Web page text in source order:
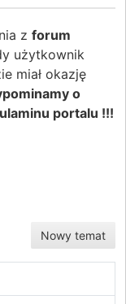
z forum
użytkownik
miał okazję
o
portalu !!!
Nowy temat